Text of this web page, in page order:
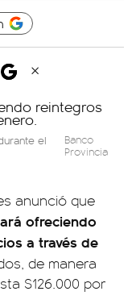
el
Banco
Provincia
anunció que
ofreciendo
a través de
de manera
$126.000 por